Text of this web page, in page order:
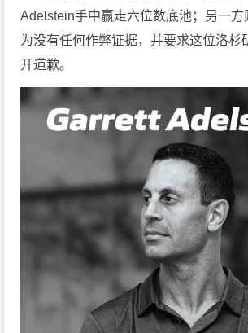
Adelstein手中赢走六位数底池；另一方
为没有任何作弊证据，并要求这位洛杉
开道歉。